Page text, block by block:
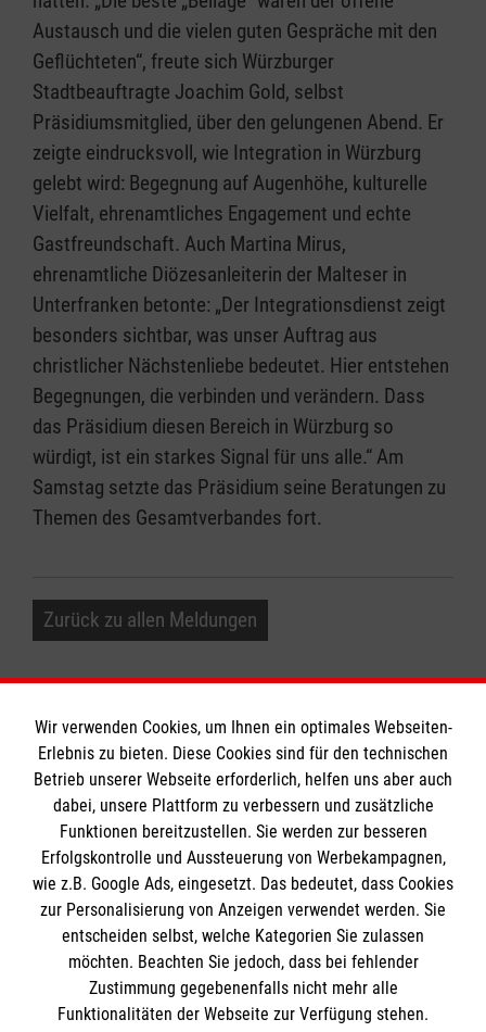
Austausch und die vielen guten Gespräche mit den
Geflüchteten“, freute sich Würzburger
Stadtbeauftragte Joachim Gold, selbst
Präsidiumsmitglied, über den gelungenen Abend. Er
zeigte eindrucksvoll, wie Integration in Würzburg
gelebt wird: Begegnung auf Augenhöhe, kulturelle
Vielfalt, ehrenamtliches Engagement und echte
Gastfreundschaft. Auch Martina Mirus,
ehrenamtliche Diözesanleiterin der Malteser in
Unterfranken betonte: „Der Integrationsdienst zeigt
besonders sichtbar, was unser Auftrag aus
christlicher Nächstenliebe bedeutet. Hier entstehen
Begegnungen, die verbinden und verändern. Dass
das Präsidium diesen Bereich in Würzburg so
würdigt, ist ein starkes Signal für uns alle.“ Am
Samstag setzte das Präsidium seine Beratungen zu
Themen des Gesamtverbandes fort.
Zurück zu allen Meldungen
Informationen
Impressum
Datenschutz
Kontakt
Die Malteser
Malteser in Deutschland
Malteserorden
Spendenkonto
Wir verwenden Cookies, um Ihnen ein optimales Webseiten-
Erlebnis zu bieten. Diese Cookies sind für den technischen
Betrieb unserer Webseite erforderlich, helfen uns aber auch
dabei, unsere Plattform zu verbessern und zusätzliche
Funktionen bereitzustellen. Sie werden zur besseren
Erfolgskontrolle und Aussteuerung von Werbekampagnen,
wie z.B. Google Ads, eingesetzt. Das bedeutet, dass Cookies
zur Personalisierung von Anzeigen verwendet werden. Sie
entscheiden selbst, welche Kategorien Sie zulassen
möchten. Beachten Sie jedoch, dass bei fehlender
Zustimmung gegebenenfalls nicht mehr alle
Funktionalitäten der Webseite zur Verfügung stehen.